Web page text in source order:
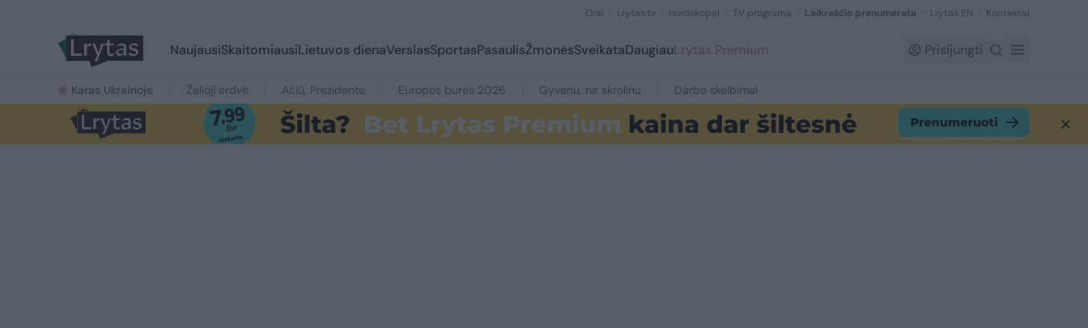
Orai Lrytas.tv Horoskopai TV programa Laikraščio prenumerata Lrytas EN Kontaktai
NaujausiSkaitomiausiLietuvos dienaVerslasSportasPasaulisŽmonėsSveikataDaugiauLrytas Premium Prisijungti
Karas Ukrainoje Žalioji erdvė Ačiū, Prezidente Europos burės 2026 Gyvenu, ne skrolinu Darbo skelbimai